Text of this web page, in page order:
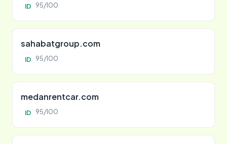
ID 95/100
sahabatgroup.com
ID 95/100
medanrentcar.com
ID 95/100